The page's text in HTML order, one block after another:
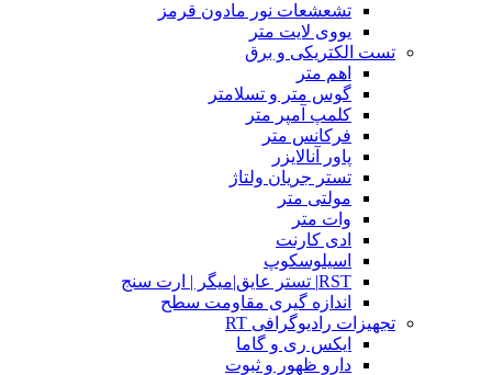
تشعشعات نور مادون قرمز
یووی لایت متر
تست الکتریکی و برق
اهم متر
گوس متر و تسلامتر
کلمپ آمپر متر
فرکانس متر
پاور آنالایزر
تستر جریان ولتاژ
مولتی متر
وات متر
ادی کارنت
اسیلوسکوپ
RST| تستر عایق|میگر | ارت سنج
اندازه گیری مقاومت سطح
تجهیزات رادیوگرافی RT
ایکس ری و گاما
دارو ظهور و ثبوت